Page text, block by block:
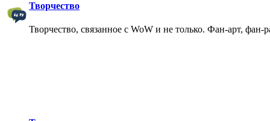
Творчество
Творчество, связанное с WoW и не только. Фан-арт, фан-